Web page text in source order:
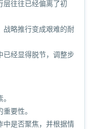
层往往已经偏离了初
战略推行变成艰难的耐
已经显得脱节，调整步
要性。
中是否聚焦，并根据情